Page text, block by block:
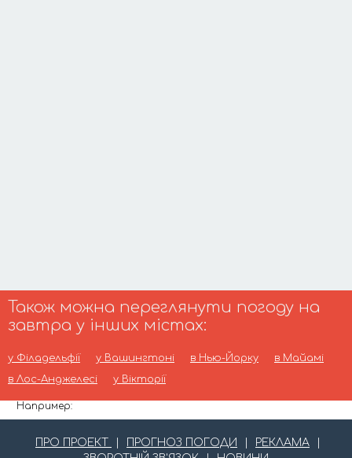
Також можна переглянути погоду на
завтра у інших містах:
у Філадельфії у Вашингтоні в Нью-Йорку
в Майамі
в Лос-Анджелесі
у Вікторії
Например:
ПРО ПРОЕКТ ПРОГНОЗ ПОГОДИ РЕКЛАМА